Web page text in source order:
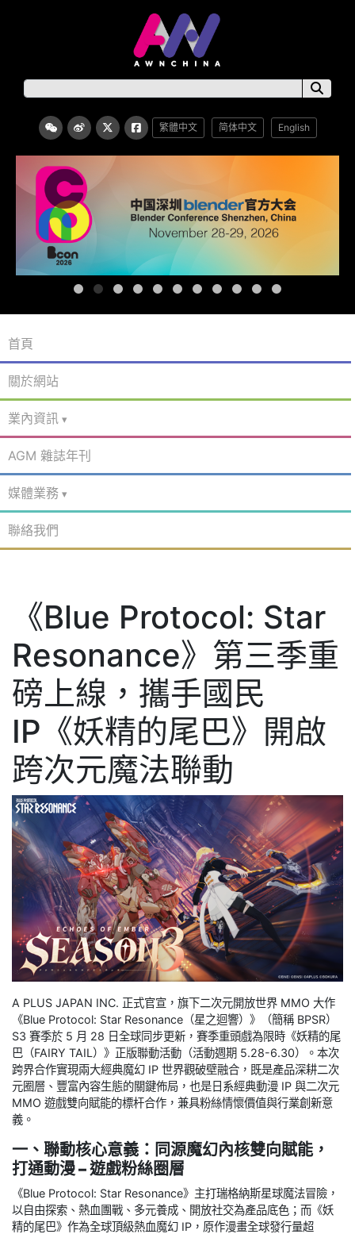
繁體中文 简体中文 English
首頁
關於網站
業內資訊
AGM 雜誌年刊
媒體業務
聯絡我們
《Blue Protocol: Star
Resonance》第三季重
磅上線，攜手國民
IP《妖精的尾巴》開啟
跨次元魔法聯動
A PLUS JAPAN INC. 正式官宣，旗下二次元開放世界 MMO 大作
《Blue Protocol: Star Resonance（星之迴響）》（簡稱 BPSR）
S3 賽季於 5 月 28 日全球同步更新，賽季重頭戲為限時《妖精的尾
巴（FAIRY TAIL）》正版聯動活動（活動週期 5.28-6.30）。本次
跨界合作實現兩大經典魔幻 IP 世界觀破壁融合，既是產品深耕二次
元圈層、豐富內容生態的關鍵佈局，也是日系經典動漫 IP 與二次元
MMO 遊戲雙向賦能的標杆合作，兼具粉絲情懷價值與行業創新意
義。
一、聯動核心意義：同源魔幻內核雙向賦能，
打通動漫 – 遊戲粉絲圈層
《Blue Protocol: Star Resonance》主打瑞格納斯星球魔法冒險，
以自由探索、熱血團戰、多元養成、開放社交為產品底色；而《妖
精的尾巴》作為全球頂級熱血魔幻 IP，原作漫畫全球發行量超